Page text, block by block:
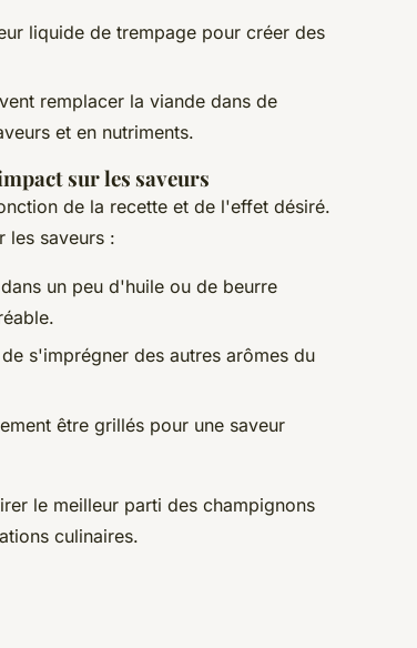
liquide de trempage pour créer des
remplacer la viande dans de
et en nutriments.
sur les saveurs
de la recette et de l'effet désiré.
les saveurs :
un peu d'huile ou de beurre
s'imprégner des autres arômes du
être grillés pour une saveur
le meilleur parti des champignons
culinaires.